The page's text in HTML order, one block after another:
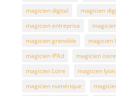
magicien digital
magicien
magicien entreprise
magicien grenoble
magicien
magicien IPAd
magicien isere
magicien Loire
magicien lyon
magicien numérique